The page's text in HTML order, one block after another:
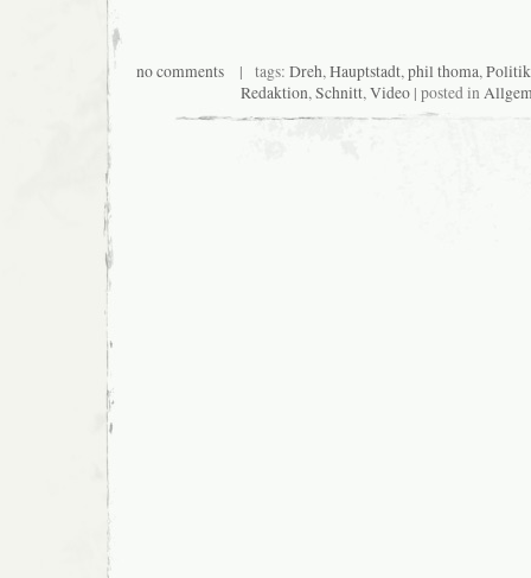
no comments| tags: Dreh,Hauptstadt,phil thoma,Politik
Redaktion,Schnitt,Video | posted in